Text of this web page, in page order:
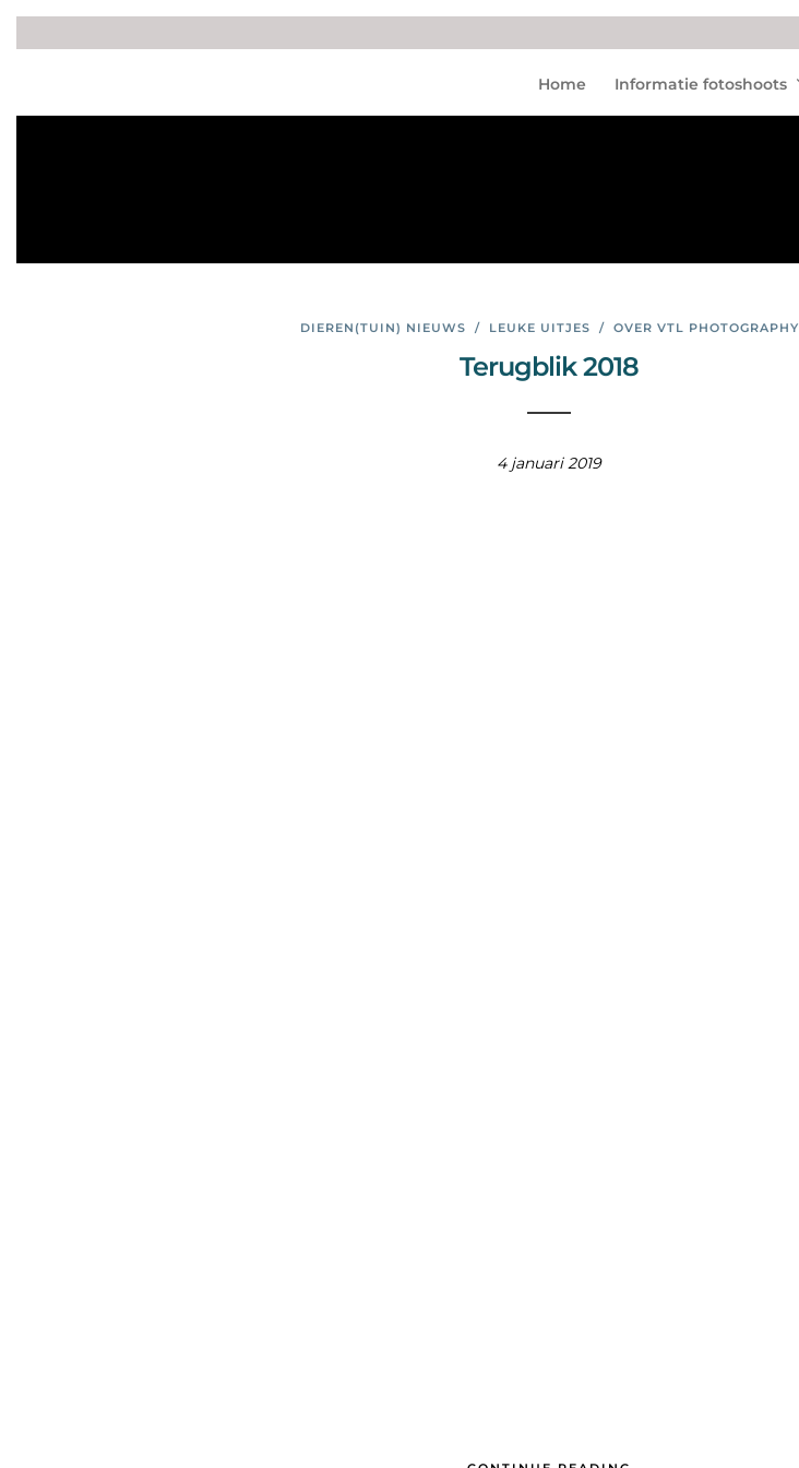
Home Informatie fotoshoots
Nieu
DIEREN(TUIN) NIEUWS / LEUKE UITJES / OVER VTL PHOTOGRAPHY
Terugblik 2018
4 januari 2019